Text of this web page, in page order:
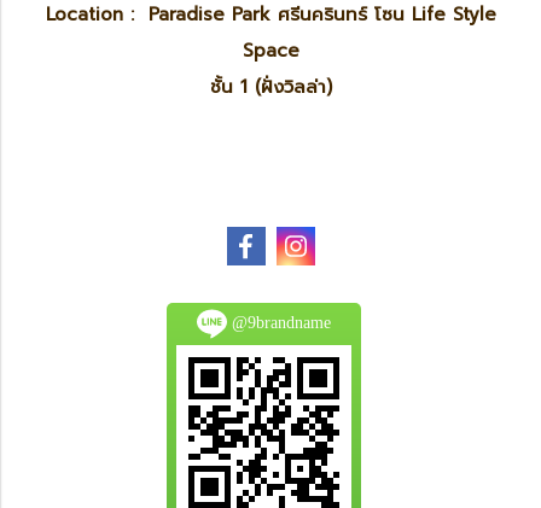
Location : Paradise Park ศรีนครินทร์ โซน Life Style
Space
ชั้น 1 (ฝั่งวิลล่า)
@9brandname